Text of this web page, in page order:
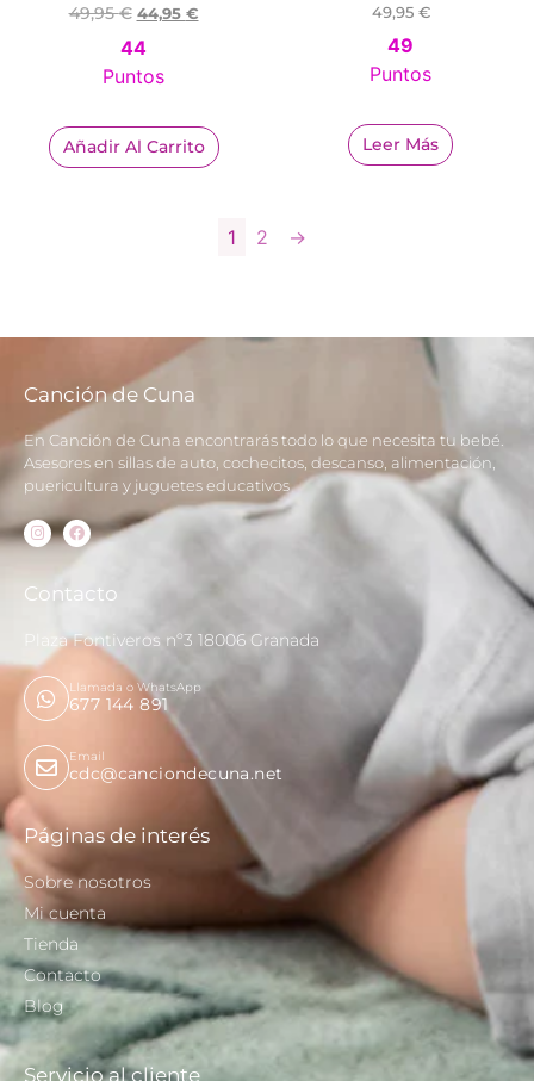
49,95€ 44,95 €
44
Puntos
Añadir Al Carrito
49,95 €
49
Puntos
Leer Más
1 2 →
Canción de Cuna
En Canción de Cuna encontrarás todo lo que necesita tu bebé.
Asesores en sillas de auto, cochecitos, descanso, alimentación,
puericultura y juguetes educativos
Contacto
Plaza Fontiveros nº3 18006 Granada
Llamada o WhatsApp
677 144 891
Email
cdc@canciondecuna.net
Páginas de interés
Sobre nosotros
Mi cuenta
Tienda
Contacto
Blog
Servicio al cliente